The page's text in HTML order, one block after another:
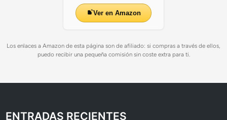
Ver en Amazon
Los enlaces a Amazon de esta página son de afiliado: si compras a través de ellos,
puedo recibir una pequeña comisión sin coste extra para ti.
ENTRADAS RECIENTES